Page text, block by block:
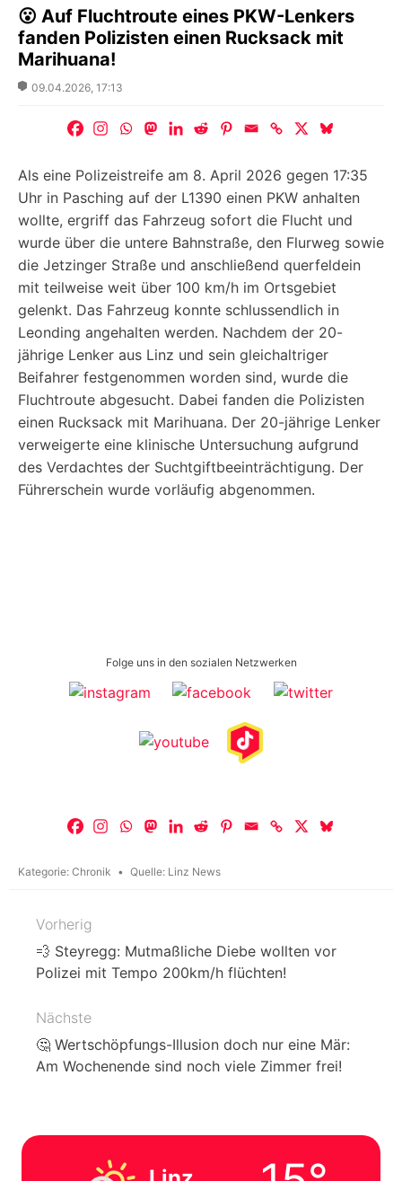
😮 Auf Fluchtroute eines PKW-Lenkers
fanden Polizisten einen Rucksack mit
Marihuana!
Posted
09.04.2026, 17:13
Als eine Polizeistreife am 8. April 2026 gegen 17:35
Uhr in Pasching auf der L1390 einen PKW anhalten
wollte, ergriff das Fahrzeug sofort die Flucht und
wurde über die untere Bahnstraße, den Flurweg sowie
die Jetzinger Straße und anschließend querfeldein
mit teilweise weit über 100 km/h im Ortsgebiet
gelenkt. Das Fahrzeug konnte schlussendlich in
Leonding angehalten werden. Nachdem der 20-
jährige Lenker aus Linz und sein gleichaltriger
Beifahrer festgenommen worden sind, wurde die
Fluchtroute abgesucht. Dabei fanden die Polizisten
einen Rucksack mit Marihuana. Der 20-jährige Lenker
verweigerte eine klinische Untersuchung aufgrund
des Verdachtes der Suchtgiftbeeinträchtigung. Der
Führerschein wurde vorläufig abgenommen.
Folge uns in den sozialen Netzwerken
Kategorie: Chronik Quelle: Linz News
Beitragsnavigation
Vorherig
💨 Steyregg: Mutmaßliche Diebe wollten vor
Polizei mit Tempo 200km/h flüchten!
Nächste
🤔 Wertschöpfungs-Illusion doch nur eine Mär:
Am Wochenende sind noch viele Zimmer frei!